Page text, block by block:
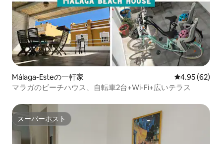
Málaga-Esteの一軒家 レビュー62
4.95 (62)
マラガのビーチハウス、自転車2台+Wi-Fi+広いテラス
スーパーホスト
スーパーホスト